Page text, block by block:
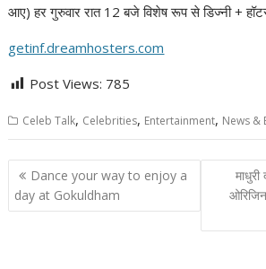
आए) हर गुरुवार रात 12 बजे विशेष रूप से डिज्नी +
getinf.dreamhosters.com
Post Views: 785
Celeb Talk, Celebrities, Entertainment, News &
Post
navigation
Dance your way to enjoy a
day at Gokuldham